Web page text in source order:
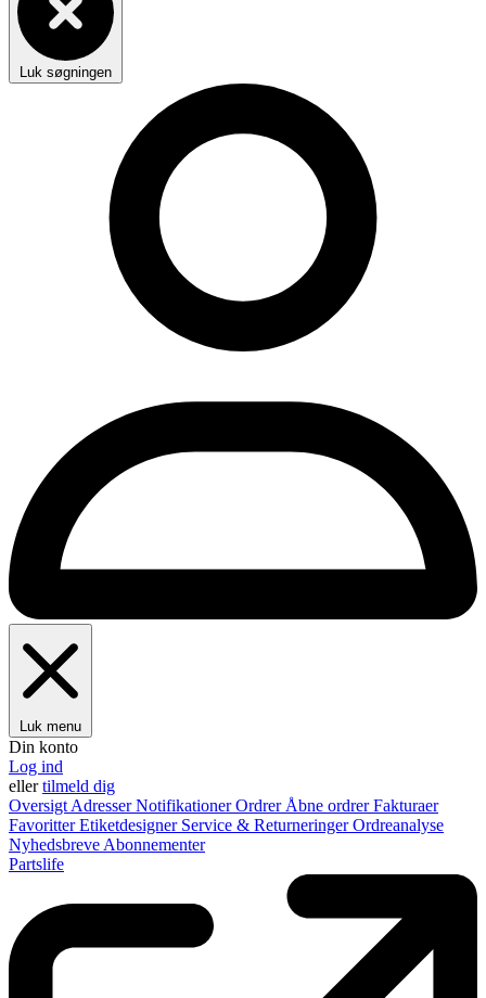
Luk søgningen
Luk menu
Din konto
Log ind
ellertilmeld dig
Oversigt AdresserNotifikationerOrdrer Åbne ordrerFakturaer
FavoritterEtiketdesigner Service & ReturneringerOrdreanalyse
Nyhedsbreve Abonnementer
Partslife